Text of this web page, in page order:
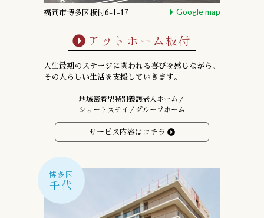
福岡市博多区板付6-1-17 Google map
アットホーム板付
人生最期のステージに関われる喜びを感じながら、
その人らしい生活を支援していきます。
地域密着型特別養護老人ホーム／
ショートステイ／グループホーム
サービス内容はコチラ
博多区
千代